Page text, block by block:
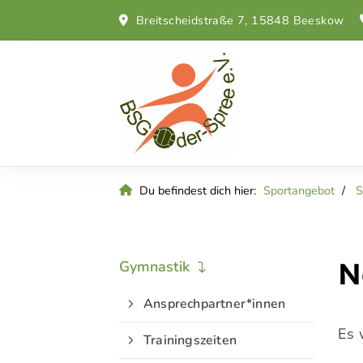
Breitscheidstraße 7, 15848 Beeskow
Du befindest dich hier: Sportangebot
Es
Gymnastik
Ansprechpartner*innen
Trainingszeiten